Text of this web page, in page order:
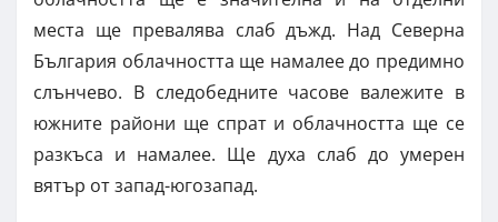
места ще превалява слаб дъжд. Над Северна
България облачността ще намалее до предимно
слънчево. В следобедните часове валежите в
южните райони ще спрат и облачността ще се
разкъса и намалее. Ще духа слаб до умерен
вятър от запад-югозапад.